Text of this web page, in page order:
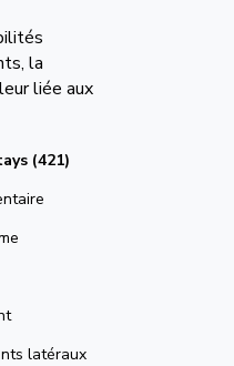
la
liée aux
(421)
latéraux